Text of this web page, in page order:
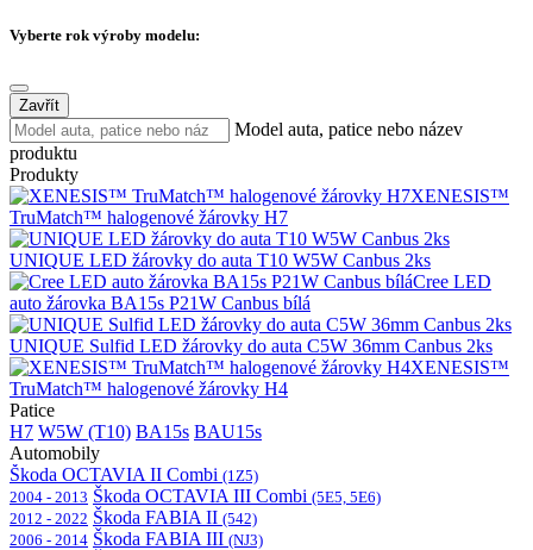
Vyberte rok výroby modelu:
Zavřít
Model auta, patice nebo název
produktu
Produkty
XENESIS™
TruMatch™ halogenové žárovky H7
UNIQUE LED žárovky do auta T10 W5W Canbus 2ks
Cree LED
auto žárovka BA15s P21W Canbus bílá
UNIQUE Sulfid LED žárovky do auta C5W 36mm Canbus 2ks
XENESIS™
TruMatch™ halogenové žárovky H4
Patice
H7 W5W (T10) BA15s BAU15s
Automobily
Škoda OCTAVIA II Combi (1Z5)
2004 - 2013 Škoda OCTAVIA III Combi (5E5, 5E6)
2012 - 2022 Škoda FABIA II (542)
2006 - 2014 Škoda FABIA III (NJ3)